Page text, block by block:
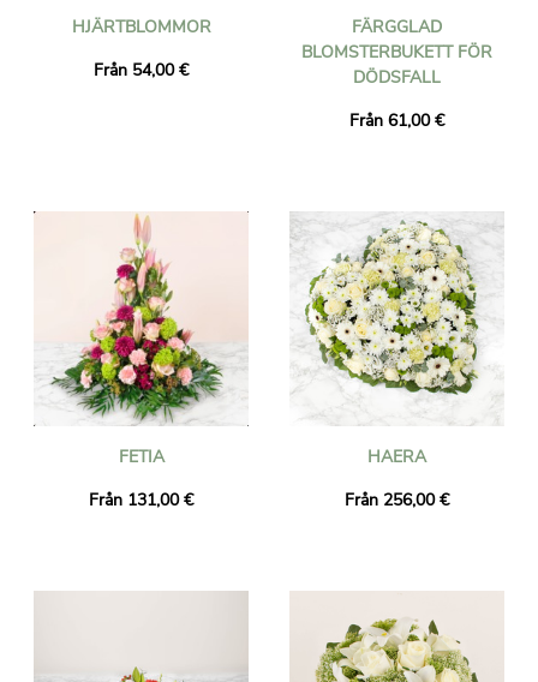
HJÄRTBLOMMOR
Från 54,00 €
FÄRGGLAD
BLOMSTERBUKETT FÖR
DÖDSFALL
Från 61,00 €
FETIA
Från 131,00 €
HAERA
Från 256,00 €